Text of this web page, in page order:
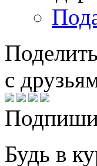
с
Будь в